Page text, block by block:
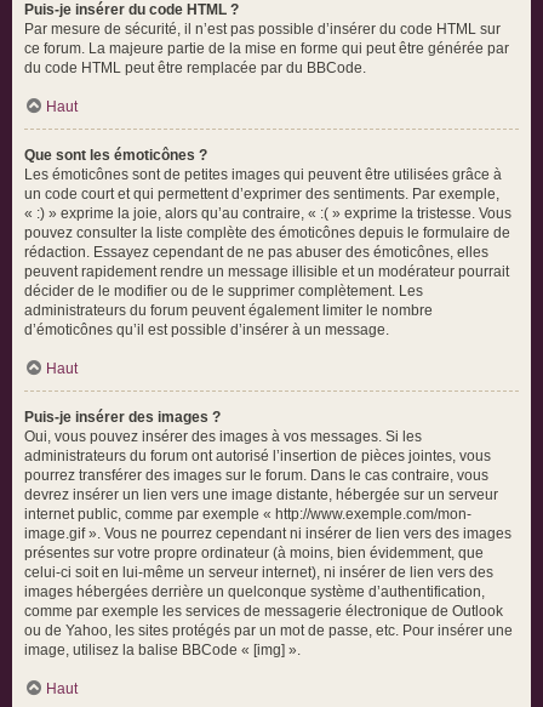
Puis-je insérer du code HTML ?
Par mesure de sécurité, il n’est pas possible d’insérer du code HTML sur
ce forum. La majeure partie de la mise en forme qui peut être générée par
du code HTML peut être remplacée par du BBCode.
Haut
Que sont les émoticônes ?
Les émoticônes sont de petites images qui peuvent être utilisées grâce à
un code court et qui permettent d’exprimer des sentiments. Par exemple,
« :) » exprime la joie, alors qu’au contraire, « :( » exprime la tristesse. Vous
pouvez consulter la liste complète des émoticônes depuis le formulaire de
rédaction. Essayez cependant de ne pas abuser des émoticônes, elles
peuvent rapidement rendre un message illisible et un modérateur pourrait
décider de le modifier ou de le supprimer complètement. Les
administrateurs du forum peuvent également limiter le nombre
d’émoticônes qu’il est possible d’insérer à un message.
Haut
Puis-je insérer des images ?
Oui, vous pouvez insérer des images à vos messages. Si les
administrateurs du forum ont autorisé l’insertion de pièces jointes, vous
pourrez transférer des images sur le forum. Dans le cas contraire, vous
devrez insérer un lien vers une image distante, hébergée sur un serveur
internet public, comme par exemple « http://www.exemple.com/mon-
image.gif ». Vous ne pourrez cependant ni insérer de lien vers des images
présentes sur votre propre ordinateur (à moins, bien évidemment, que
celui-ci soit en lui-même un serveur internet), ni insérer de lien vers des
images hébergées derrière un quelconque système d’authentification,
comme par exemple les services de messagerie électronique de Outlook
ou de Yahoo, les sites protégés par un mot de passe, etc. Pour insérer une
image, utilisez la balise BBCode « [img] ».
Haut